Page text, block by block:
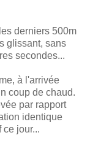
derniers 500m
glissant, sans
secondes...
à l'arrivée
coup de chaud.
par rapport
identique
ce jour...